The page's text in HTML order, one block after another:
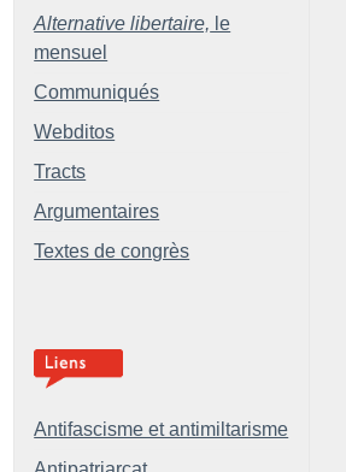
Alternative libertaire, le
mensuel
Communiqués
Webditos
Tracts
Argumentaires
Textes de congrès
Antifascisme et antimiltarisme